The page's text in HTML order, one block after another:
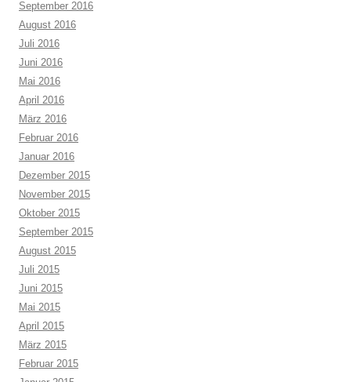
September 2016
August 2016
Juli 2016
Juni 2016
Mai 2016
April 2016
März 2016
Februar 2016
Januar 2016
Dezember 2015
November 2015
Oktober 2015
September 2015
August 2015
Juli 2015
Juni 2015
Mai 2015
April 2015
März 2015
Februar 2015